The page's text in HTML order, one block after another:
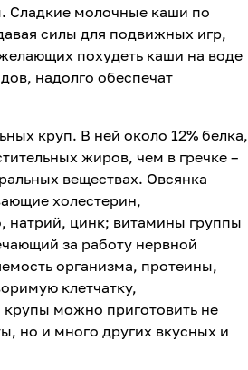
Сладкие молочные каши по
силы для подвижных игр,
похудеть каши на воде
надолго обеспечат
круп. В ней около 12% белка,
жиров, чем в гречке –
веществах. Овсянка
холестерин,
натрий, цинк; витамины группы
за работу нервной
организма, протеины,
клетчатку,
можно приготовить не
но и много других вкусных и